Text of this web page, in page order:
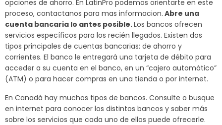
opciones de ahorro. En LatinPro podemos orientarte en este
proceso, contactanos para mas informacion. Abre una
cuenta bancaria lo antes posible.Los bancos ofrecen
servicios específicos para los recién llegados. Existen dos
tipos principales de cuentas bancarias: de ahorro y
corrientes. El banco le entregará una tarjeta de débito para
acceder a su cuenta en el banco, en un “cajero automático”
(ATM) o para hacer compras en una tienda o por internet.
En Canadá hay muchos tipos de bancos. Consulte o busque
en internet para conocer los distintos bancos y saber más
sobre los servicios que cada uno de ellos puede ofrecerle.